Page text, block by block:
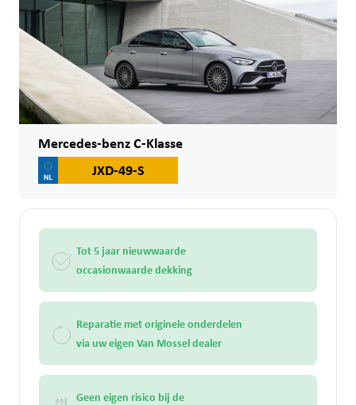
Mercedes-benz C-Klasse
JXD-49-S
Tot 5 jaar nieuwwaarde
occasionwaarde dekking
Reparatie met originele onderdelen
via uw eigen Van Mossel dealer
Geen eigen risico bij de